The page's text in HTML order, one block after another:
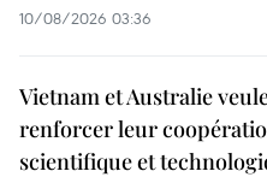
10/08/2026 03:36
Vietnam et Australie
renforcer leur
scientifique et